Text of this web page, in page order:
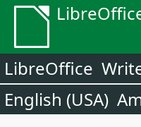
LibreOffice
English (USA)